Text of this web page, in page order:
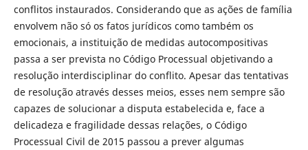
conflitos instaurados. Considerando que as ações de família
envolvem não só os fatos jurídicos como também os
emocionais, a instituição de medidas autocompositivas
passa a ser prevista no Código Processual objetivando a
resolução interdisciplinar do conflito. Apesar das tentativas
de resolução através desses meios, esses nem sempre são
capazes de solucionar a disputa estabelecida e, face a
delicadeza e fragilidade dessas relações, o Código
Processual Civil de 2015 passou a prever algumas